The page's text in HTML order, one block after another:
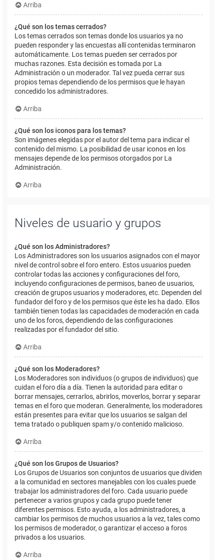
Arriba
¿Qué son los temas cerrados?
Los temas cerrados son temas donde los usuarios ya no
pueden responder y las encuestas allí contenidas terminaron
automáticamente. Los temas pueden ser cerrados por
muchas razones. Esta decisión es tomada por La
Administración o un moderador. Tal vez pueda cerrar sus
propios temas dependiendo de los permisos que le hayan
concedido los administradores.
Arriba
¿Qué son los iconos para los temas?
Son imágenes elegidas por el autor del tema para indicar el
contenido del mismo. La posibilidad de usar iconos en los
mensajes depende de los permisos otorgados por La
Administración.
Arriba
Niveles de usuario y grupos
¿Qué son los Administradores?
Los Administradores son los usuarios asignados con el mayor
nivel de control sobre el foro entero. Estos usuarios pueden
controlar todas las acciones y configuraciones del foro,
incluyendo configuraciones de permisos, baneo de usuarios,
creación de grupos usuarios y moderadores, etc. Dependen del
fundador del foro y de los permisos que éste les ha dado. Ellos
también tienen todas las capacidades de moderación en cada
uno de los foros, dependiendo de las configuraciones
realizadas por el fundador del sitio.
Arriba
¿Qué son los Moderadores?
Los Moderadores son individuos (o grupos de individuos) que
cuidan el foro día a día. Tienen la autoridad para editar o
borrar mensajes, cerrarlos, abrirlos, moverlos, borrar y separar
temas en el foro que moderan. Generalmente, los moderadores
están presentes para evitar que los usuarios se salgan del
tema tratado o publiquen spam y/o contenido malicioso.
Arriba
¿Qué son los Grupos de Usuarios?
Los Grupos de Usuarios son conjuntos de usuarios que dividen
a la comunidad en sectores manejables con los cuales puede
trabajar los administradores del foro. Cada usuario puede
pertenecer a varios grupos y cada grupo puede tener
diferentes permisos. Esto ayuda, a los administradores, a
cambiar los permisos de muchos usuarios a la vez, tales como
los permisos de moderador, o garantizar el acceso a foros
privados a los usuarios.
Arriba